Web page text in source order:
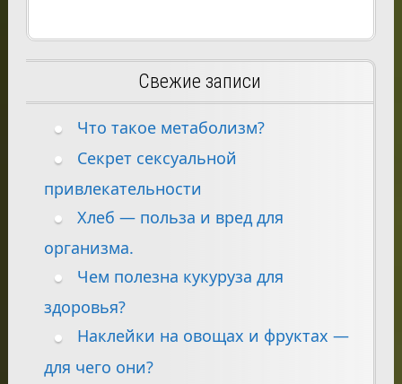
Свежие записи
Что такое метаболизм?
Секрет сексуальной
привлекательности
Хлеб — польза и вред для
организма.
Чем полезна кукуруза для
здоровья?
Наклейки на овощах и фруктах —
для чего они?